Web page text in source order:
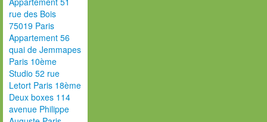
rue des Bois
75019 Paris
Appartement 56
quai de Jemmapes
Paris 10ème
Studio 52 rue
Letort Paris 18ème
Deux boxes 114
avenue Philippe